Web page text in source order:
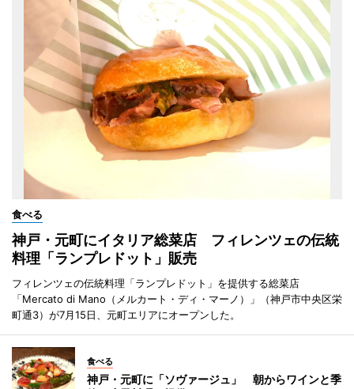
食べる
神戸・元町にイタリア総菜店 フィレンツェの伝統
料理「ランプレドット」販売
フィレンツェの伝統料理「ランプレドット」を提供する総菜店
「Mercato di Mano（メルカート・ディ・マーノ）」（神戸市中央区栄
町通3）が7月15日、元町エリアにオープンした。
食べる
神戸・元町に「ソヴァージュ」 朝からワインと季